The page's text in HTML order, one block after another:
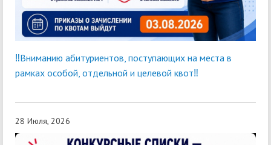
‼Вниманию абитуриентов, поступающих на места в
рамках особой, отдельной и целевой квот‼
28 Июля, 2026